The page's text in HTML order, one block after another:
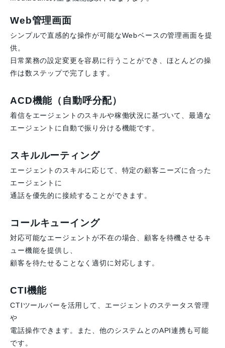
Web管理画面
シンプルで直感的な操作が可能なWebベースの管理画面を提
供。
日常業務の設定変更を容易に行うことができ、ほとんどの操
作は数ステップで完了します。
ACD機能（自動呼分配）
着信をエージェントのスキルや稼働状況に基づいて、最適な
エージェントに自動で振り分ける機能です。
スキルルーティング
エージェントのスキルに応じて、特定の顧客ニーズに合った
エージェントに
通話を優先的に接続することができます。
コールキューイング
対応可能なエージェントが不在の場合、顧客を待機させるキ
ュー機能を提供し、
顧客を待たせることなく適切に対応します。
CTI機能
CTIツールバーを活用して、エージェントのステータス管理
や
電話操作できます。また、他のシステムとのAPI連携も可能
です。